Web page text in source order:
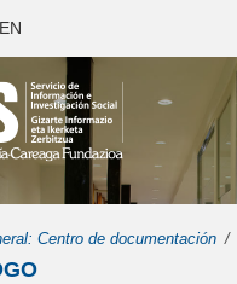
EN
Centro de documentación